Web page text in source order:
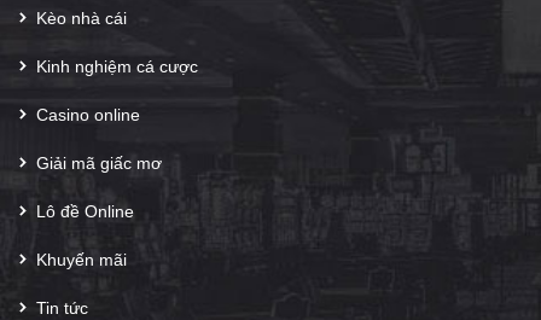
Kèo nhà cái
Kinh nghiệm cá cược
Casino online
Giải mã giấc mơ
Lô đề Online
Khuyến mãi
Tin tức